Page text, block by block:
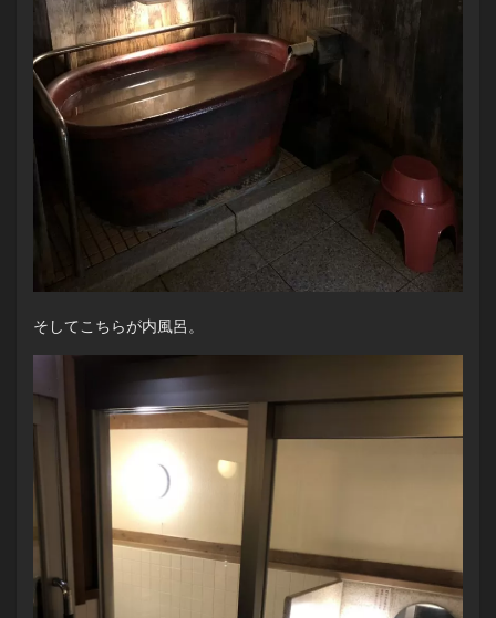
そしてこちらが内風呂。